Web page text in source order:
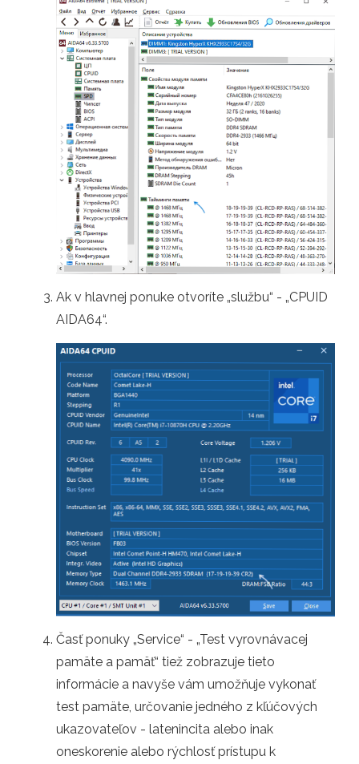
Ak v hlavnej ponuke otvoríte „službu“ - „CPUID
AIDA64“.
Časť ponuky „Service“ - „Test vyrovnávacej
pamäte a pamäť“ tiež zobrazuje tieto
informácie a navyše vám umožňuje vykonať
test pamäte, určovanie jedného z kľúčových
ukazovateľov - latenincita alebo inak
oneskorenie alebo rýchlosť prístupu k